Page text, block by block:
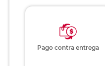
Pago contra entrega